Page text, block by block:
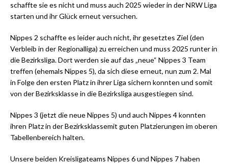
schaffte sie es nicht und muss auch 2025 wieder in der NRW Liga
starten und ihr Glück erneut versuchen.
Nippes 2 schaffte es leider auch nicht, ihr gesetztes Ziel (den
Verbleib in der Regionalliga) zu erreichen und muss 2025 runter in
die Bezirksliga. Dort werden sie auf das „neue“ Nippes 3 Team
treffen (ehemals Nippes 5), da sich diese erneut, nun zum 2. Mal
in Folge den ersten Platz in ihrer Liga sichern konnten und somit
von der Bezirksklasse in die Bezirksliga ausgestiegen sind.
Nippes 3 (jetzt die neue Nippes 5) und auch Nippes 4 konnten
ihren Platz in der Bezirksklassemit guten Platzierungen im oberen
Tabellenbereich halten.
Unsere beiden Kreisligateams Nippes 6 und Nippes 7 haben